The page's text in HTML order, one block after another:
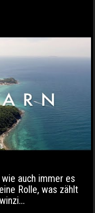
wie auch immer es
Rolle, was zählt